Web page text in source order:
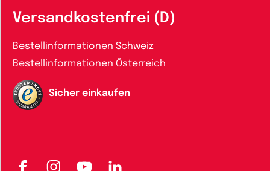
Versandkostenfrei (D)
Bestellinformationen Schweiz
Bestellinformationen Österreich
Sicher einkaufen
FacebookInstagramYouTubeLinkedIn